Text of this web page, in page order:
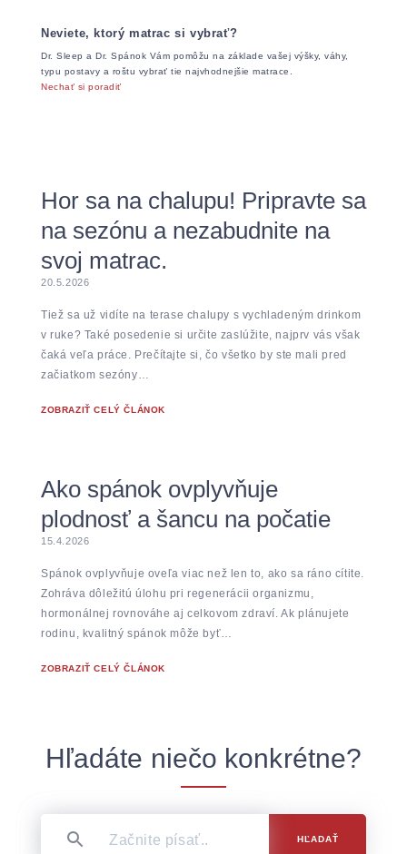
Neviete, ktorý matrac si vybrať?
Dr. Sleep a Dr. Spánok Vám pomôžu na základe vašej výšky, váhy,
typu postavy a roštu vybrať tie najvhodnejšie matrace.
Nechať si poradiť
Hor sa na chalupu! Pripravte sa
na sezónu a nezabudnite na
svoj matrac.
20.5.2026
Tiež sa už vidíte na terase chalupy s vychladeným drinkom
v ruke? Také posedenie si určite zaslúžite, najprv vás však
čaká veľa práce. Prečítajte si, čo všetko by ste mali pred
začiatkom sezóny…
ZOBRAZIŤ CELÝ ČLÁNOK
Ako spánok ovplyvňuje
plodnosť a šancu na počatie
15.4.2026
Spánok ovplyvňuje oveľa viac než len to, ako sa ráno cítite.
Zohráva dôležitú úlohu pri regenerácii organizmu,
hormonálnej rovnováhe aj celkovom zdraví. Ak plánujete
rodinu, kvalitný spánok môže byť…
ZOBRAZIŤ CELÝ ČLÁNOK
Hľadáte niečo konkrétne?
HĽADAŤ